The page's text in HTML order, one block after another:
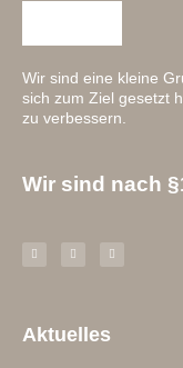
Wir sind eine kleine
sich zum Ziel gesetzt
zu verbessern.
Wir sind nach
Aktuelles